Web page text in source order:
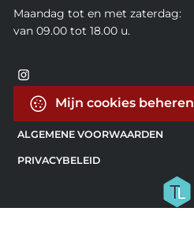
Maandag tot en met zaterdag:
van 09.00 tot 18.00 u.
Mijn cookies beheren
ALGEMENE VOORWAARDEN
PRIVACYBELEID